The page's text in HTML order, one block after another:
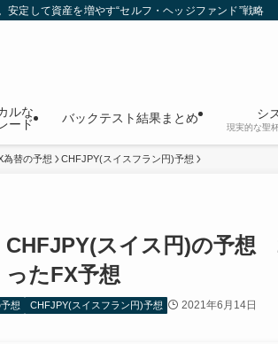
安定して資産を増やす“セルフ・ヘッジファンド”戦略
ルな
ード
バックテスト結果まとめ シ
現実的な聖
為替の予想 CHFJPY(スイスフラン円)予想
CHFJPY(スイス円)の予想
ったFX予想
想 CHFJPY(スイスフラン円)予想 2021年6月14日